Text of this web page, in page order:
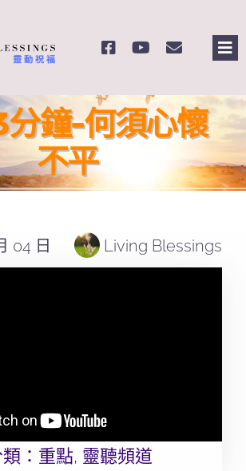
鐘-何須心懷
不平
04 日 Living Blessings
： 重點, 靈聽頻道